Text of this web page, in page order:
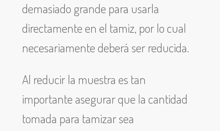
demasiado grande para usarla
directamente en el tamiz, por lo cual
necesariamente deberá ser reducida.
Al reducir la muestra es tan
importante asegurar que la cantidad
tomada para tamizar sea